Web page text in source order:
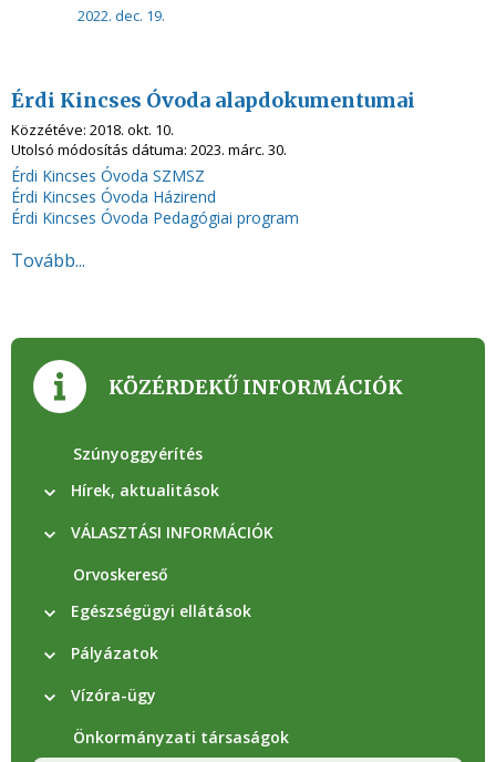
2022. dec. 19.
Érdi Kincses Óvoda alapdokumentumai
Közzétéve: 2018. okt. 10.
Utolsó módosítás dátuma: 2023. márc. 30.
Érdi Kincses Óvoda SZMSZ
Érdi Kincses Óvoda Házirend
Érdi Kincses Óvoda Pedagógiai program
Tovább...
KÖZÉRDEKŰ INFORMÁCIÓK
Szúnyoggyérítés
Hírek, aktualitások
VÁLASZTÁSI INFORMÁCIÓK
Orvoskereső
Egészségügyi ellátások
Pályázatok
Vízóra-ügy
Önkormányzati társaságok